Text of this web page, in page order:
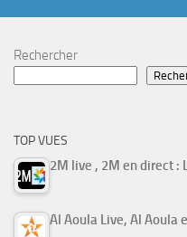
Rechercher
TOP VUES
2M live , 2M en direct :
Al Aoula Live, Al Aoula